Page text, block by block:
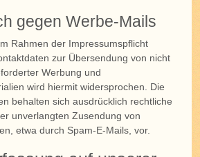
gegen Werbe-Mails
Rahmen der Impressumspflicht
zur Übersendung von nicht
Werbung und
wird hiermit widersprochen. Die
behalten sich ausdrücklich rechtliche
unverlangten Zusendung von
etwa durch Spam-E-Mails, vor.